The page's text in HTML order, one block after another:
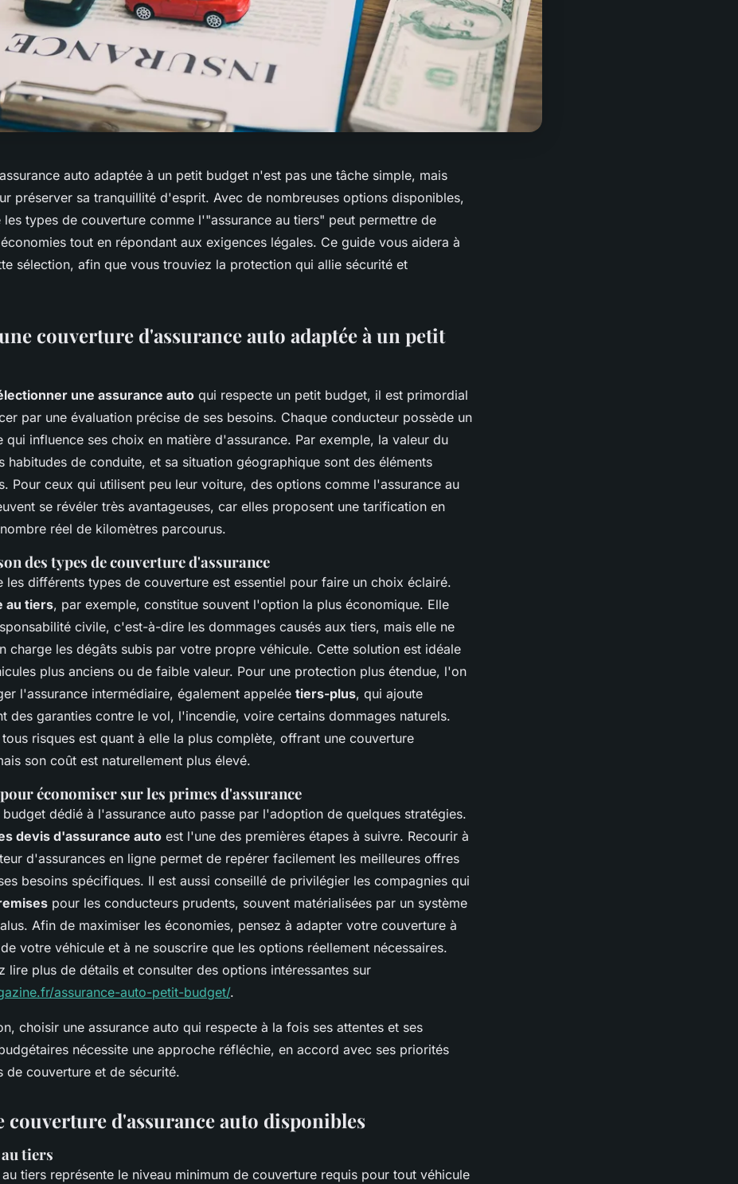
auto adaptée à un petit budget n'est pas une tâche simple, mais
préserver sa tranquillité d'esprit. Avec de nombreuses options disponibles,
types de couverture comme l'"assurance au tiers" peut permettre de
tout en répondant aux exigences légales. Ce guide vous aidera à
sélection, afin que vous trouviez la protection qui allie sécurité et
couverture d'assurance auto adaptée à un petit
une assurance auto qui respecte un petit budget, il est primordial
par une évaluation précise de ses besoins. Chaque conducteur possède un
qui influence ses choix en matière d'assurance. Par exemple, la valeur du
habitudes de conduite, et sa situation géographique sont des éléments
Pour ceux qui utilisent peu leur voiture, des options comme l'assurance au
se révéler très avantageuses, car elles proposent une tarification en
réel de kilomètres parcourus.
des types de couverture d'assurance
les différents types de couverture est essentiel pour faire un choix éclairé.
au tiers, par exemple, constitue souvent l'option la plus économique. Elle
civile, c'est-à-dire les dommages causés aux tiers, mais elle ne
charge les dégâts subis par votre propre véhicule. Cette solution est idéale
plus anciens ou de faible valeur. Pour une protection plus étendue, l'on
l'assurance intermédiaire, également appelée tiers-plus, qui ajoute
des garanties contre le vol, l'incendie, voire certains dommages naturels.
tous risques est quant à elle la plus complète, offrant une couverture
son coût est naturellement plus élevé.
économiser sur les primes d'assurance
budget dédié à l'assurance auto passe par l'adoption de quelques stratégies.
devis d'assurance auto est l'une des premières étapes à suivre. Recourir à
d'assurances en ligne permet de repérer facilement les meilleures offres
besoins spécifiques. Il est aussi conseillé de privilégier les compagnies qui
pour les conducteurs prudents, souvent matérialisées par un système
Afin de maximiser les économies, pensez à adapter votre couverture à
votre véhicule et à ne souscrire que les options réellement nécessaires.
lire plus de détails et consulter des options intéressantes sur
assurance-auto-petit-budget/.
choisir une assurance auto qui respecte à la fois ses attentes et ses
nécessite une approche réfléchie, en accord avec ses priorités
de couverture et de sécurité.
couverture d'assurance auto disponibles
tiers
au tiers représente le niveau minimum de couverture requis pour tout véhicule